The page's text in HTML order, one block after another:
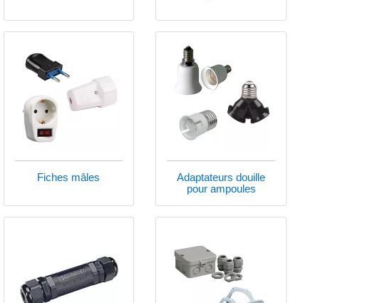
Fiches mâles
Adaptateurs douille
pour ampoules